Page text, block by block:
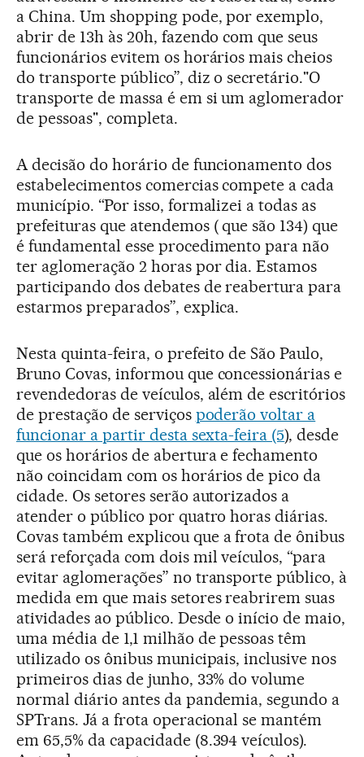
a China. Um shopping pode, por exemplo,
abrir de 13h às 20h, fazendo com que seus
funcionários evitem os horários mais cheios
do transporte público”, diz o secretário."O
transporte de massa é em si um aglomerador
de pessoas", completa.
A decisão do horário de funcionamento dos
estabelecimentos comercias compete a cada
município. “Por isso, formalizei a todas as
prefeituras que atendemos ( que são 134) que
é fundamental esse procedimento para não
ter aglomeração 2 horas por dia. Estamos
participando dos debates de reabertura para
estarmos preparados”, explica.
Nesta quinta-feira, o prefeito de São Paulo,
Bruno Covas, informou que concessionárias e
revendedoras de veículos, além de escritórios
de prestação de serviços poderão voltar a
funcionar a partir desta sexta-feira (5), desde
que os horários de abertura e fechamento
não coincidam com os horários de pico da
cidade. Os setores serão autorizados a
atender o público por quatro horas diárias.
Covas também explicou que a frota de ônibus
será reforçada com dois mil veículos, “para
evitar aglomerações” no transporte público, à
medida em que mais setores reabrirem suas
atividades ao público. Desde o início de maio,
uma média de 1,1 milhão de pessoas têm
utilizado os ônibus municipais, inclusive nos
primeiros dias de junho, 33% do volume
normal diário antes da pandemia, segundo a
SPTrans. Já a frota operacional se mantém
em 65,5% da capacidade (8.394 veículos).